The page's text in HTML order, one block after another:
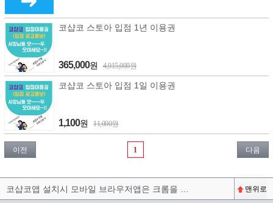
코샵코 스토아 입점 1년 이용권
365,000원 4,015,000원
코샵코 스토아 입점 1일 이용권
1,100원 11,000원
이전 1 다음
맨위로